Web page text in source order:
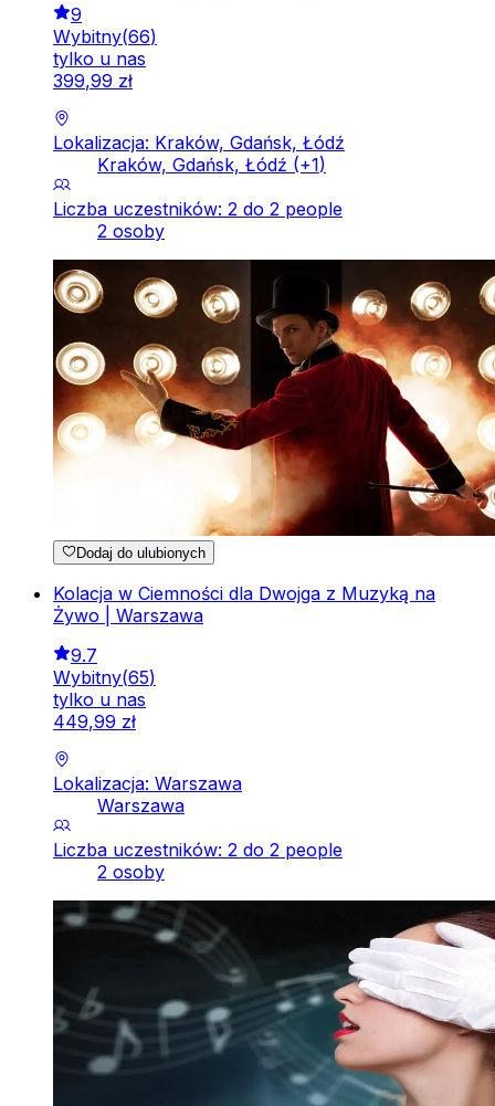
9
Wybitny(66)
tylko u nas
399,99 zł
Lokalizacja: Kraków, Gdańsk, Łódź
Kraków, Gdańsk, Łódź (+1)
Liczba uczestników: 2 do 2 people
2 osoby
Dodaj do ulubionych
Kolacja w Ciemności dla Dwojga z Muzyką na
Żywo | Warszawa
9.7
Wybitny(65)
tylko u nas
449,99 zł
Lokalizacja: Warszawa
Warszawa
Liczba uczestników: 2 do 2 people
2 osoby